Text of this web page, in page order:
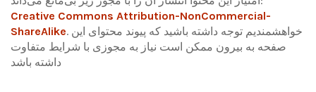
Creative Commons Attribution-NonCommercial-
ShareAlike. خواهشمندیم توجه داشته باشید که پیوند محتوای این
صفحه به بیرون ممکن است نیاز به مجوزی با شرایط متفاوت
داشته باشد